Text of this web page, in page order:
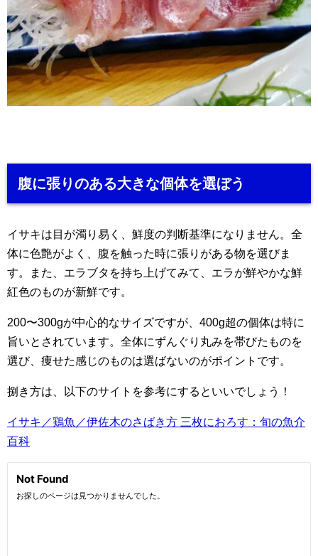
腹に張りのある大きな個体を選ぼう
イサキは目が濁り易く、鮮度の判断基準になりません。全
体に色艶がよく、腹を触った時に張りがある物を選びま
す。また、エラブタを持ち上げてみて、エラが鮮やかな鮮
紅色のものが新鮮です。
200〜300gが中心的なサイズですが、400g超の個体は特に
旨いとされています。全体にずんぐり丸みを帯びたものを
選び、痩せた感じのものは選ばないのがポイントです。
捌き方は、以下のサイトを参考にするといいでしょう！
イサキ／鶏魚／伊佐木のさばき方 三枚におろす：旬の魚介
百科